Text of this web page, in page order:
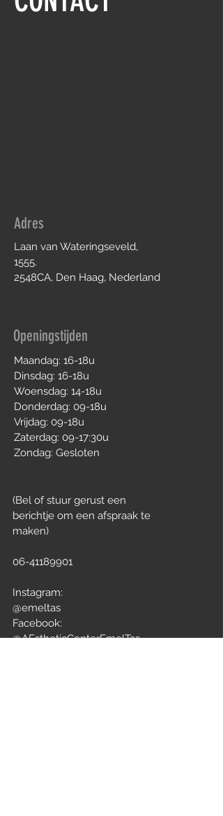
Adres
Laan van Wateringseveld,
1555.
2548CA, Den Haag, Nederland
Openingstijden
Maandag: 16-18u
Dinsdag: 16-18u
Woensdag: 14-18u
Donderdag: 09-18u
Vrijdag: 09-18u
Zaterdag: 09-17:30u
Zondag: Gesloten
(Bel of stuur gerust een
berichtje om een afspraak te
maken)
06-41189901
Instagram:
@emeltas
Facebook:
@AEstheticCenterEmelTas